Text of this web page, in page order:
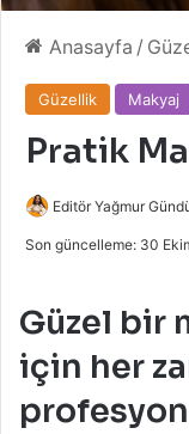
Anasayfa /
Güzellik Makyaj
Pratik
Editör Yağmur
Son güncelleme: 30
Güzel bir
için her